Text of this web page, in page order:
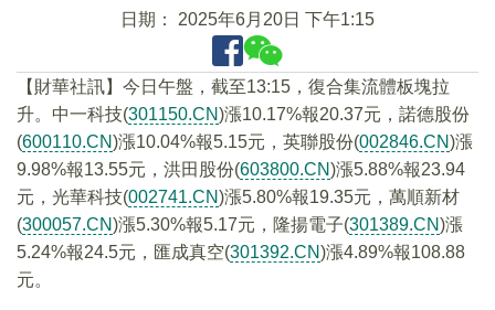
日期： 2025年6月20日 下午1:15
【財華社訊】今日午盤，截至13:15，復合集流體板塊拉
升。中一科技(301150.CN)漲10.17%報20.37元，諾德股份
(600110.CN)漲10.04%報5.15元，英聯股份(002846.CN)漲
9.98%報13.55元，洪田股份(603800.CN)漲5.88%報23.94
元，光華科技(002741.CN)漲5.80%報19.35元，萬順新材
(300057.CN)漲5.30%報5.17元，隆揚電子(301389.CN)漲
5.24%報24.5元，匯成真空(301392.CN)漲4.89%報108.88
元。